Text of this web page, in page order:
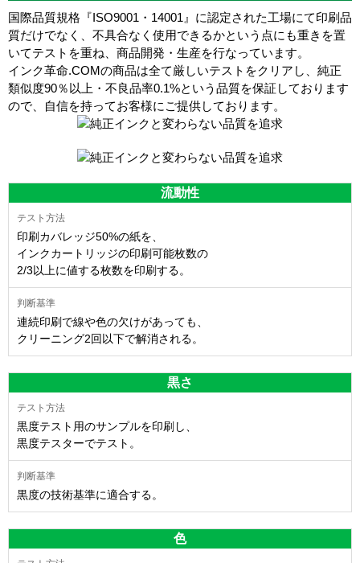
国際品質規格『ISO9001・14001』に認定された工場にて印刷品
質だけでなく、不具合なく使用できるかという点にも重きを置
いてテストを重ね、商品開発・生産を行なっています。
インク革命.COMの商品は全て厳しいテストをクリアし、 純正
類似度90％以上・不良品率0.1%という品質を保証しております
ので、自信を持ってお客様にご提供しております。
流動性
印刷カバレッジ50%の紙を、
インクカートリッジの印刷可能枚数の
2/3以上に値する枚数を印刷する。
連続印刷で線や色の欠けがあっても、
クリーニング2回以下で解消される。
黒さ
黒度テスト用のサンプルを印刷し、
黒度テスターでテスト。
黒度の技術基準に適合する。
色